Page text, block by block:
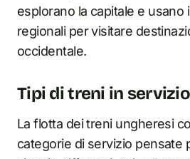
esplorano la capitale e usano
regionali per visitare
occidentale.
Tipi di treni in
La flotta dei treni ungheresi
categorie di servizio pensate